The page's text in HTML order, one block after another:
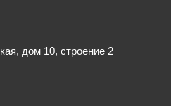
дом 10, строение 2